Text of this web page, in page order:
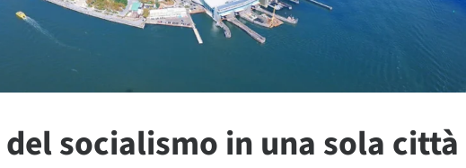
socialismo in una sola città